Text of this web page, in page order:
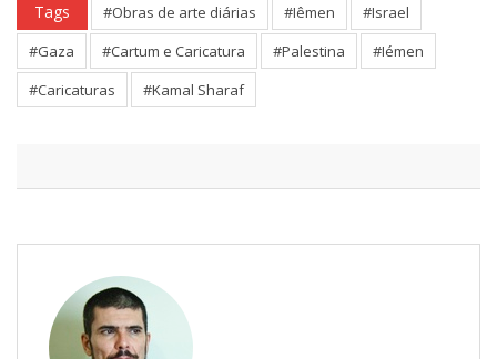
Tags #Obras de arte diárias #Iêmen
#Israel
#Gaza
#Cartum e Caricatura #Palestina
#Iémen
#Caricaturas
#Kamal Sharaf